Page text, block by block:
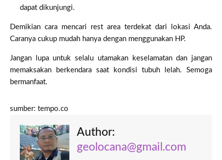
dapat dikunjungi.
Demikian cara mencari rest area terdekat dari lokasi Anda.
Caranya cukup mudah hanya dengan menggunakan HP.
Jangan lupa untuk selalu utamakan keselamatan dan jangan
memaksakan berkendara saat kondisi tubuh lelah. Semoga
bermanfaat.
sumber: tempo.co
Author:
geolocana@gmail.com